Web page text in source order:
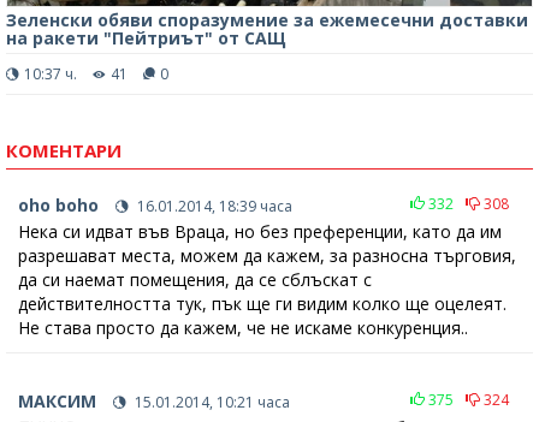
Зеленски обяви споразумение за ежемесечни доставки
на ракети "Пейтриът" от САЩ
10:37 ч. 41 0
КОМЕНТАРИ
oho boho 16.01.2014, 18:39 часа 332 308
Нека си идват във Враца, но без преференции, като да им
разрешават места, можем да кажем, за разносна търговия,
да си наемат помещения, да се сблъскат с
действителността тук, пък ще ги видим колко ще оцелеят.
Не става просто да кажем, че не искаме конкуренция..
МАКСИМ 15.01.2014, 10:21 часа 375 324